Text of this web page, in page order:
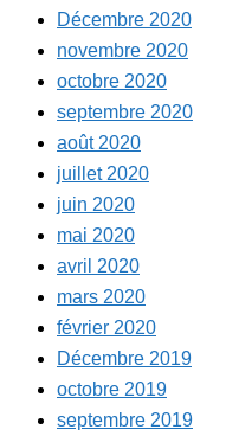
Décembre 2020
novembre 2020
octobre 2020
septembre 2020
août 2020
juillet 2020
juin 2020
mai 2020
avril 2020
mars 2020
février 2020
Décembre 2019
octobre 2019
septembre 2019